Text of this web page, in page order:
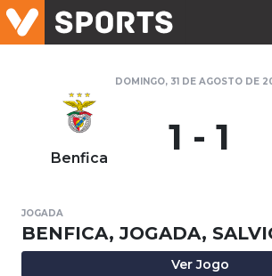
DOMINGO, 31 DE AGOSTO DE
Benfica 1 - 1
JOGADA
BENFICA, JOGADA,
Ver Jogo